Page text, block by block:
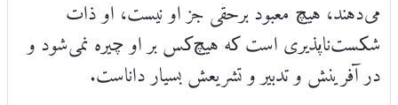
شکست‌ناپذیری است که هیچ‌کس بر او چیره نمی‌شود و
در آفرینش و تدبیر و تشریعش بسیار داناست.